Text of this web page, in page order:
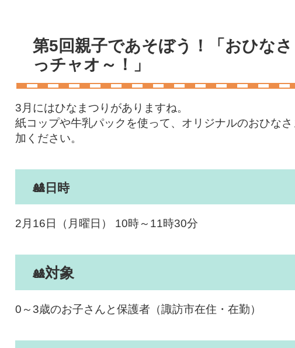
第5回親子であそぼう！「おひな
っチャオ～！」
3月にはひなまつりがありますね。
紙コップや牛乳パックを使って、オリジナルのおひな
加ください。
🎎​ 日時
​2月16日（月曜日） 10時～11時30分
🎎​​対象
0～3歳のお子さんと保護者（諏訪市在住・在勤）​